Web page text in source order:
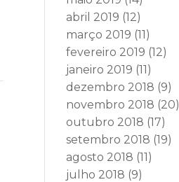
abril 2019 (12)
março 2019 (11)
fevereiro 2019 (12)
janeiro 2019 (11)
dezembro 2018 (9)
novembro 2018 (20)
outubro 2018 (17)
setembro 2018 (19)
agosto 2018 (11)
julho 2018 (9)